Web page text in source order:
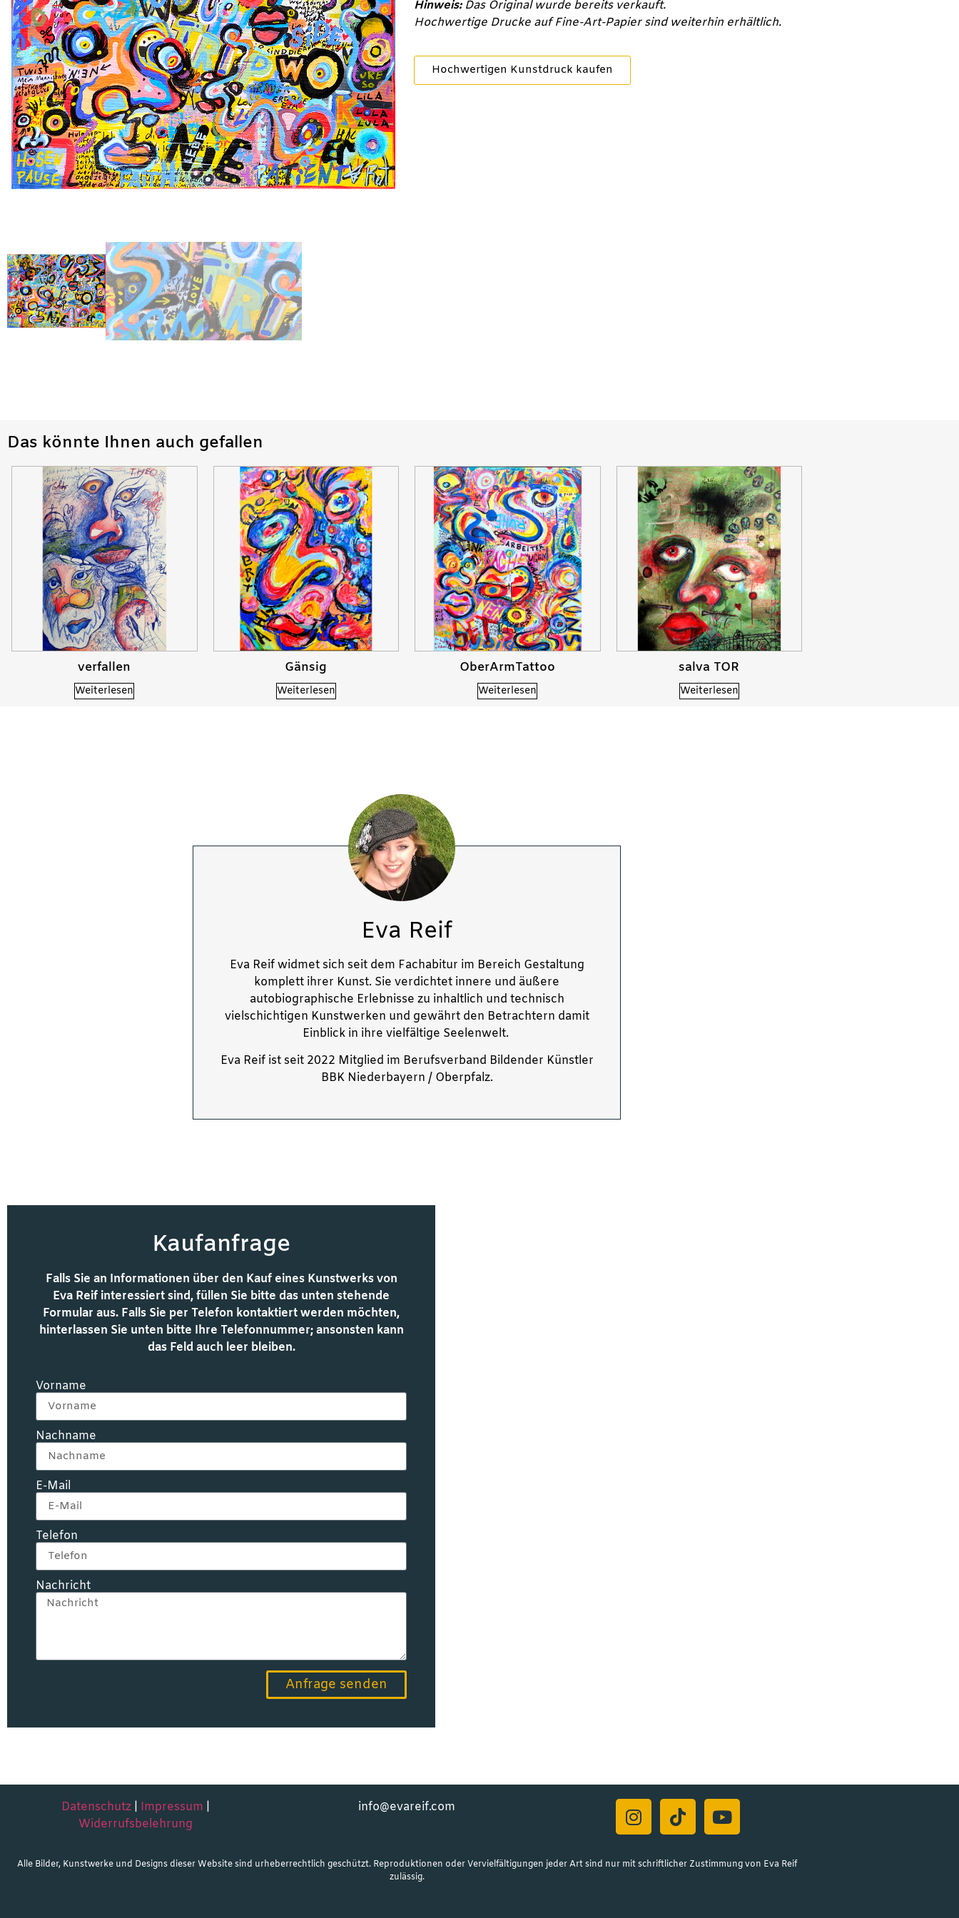
Hinweis:Das Original wurde bereits verkauft.
Hochwertige Drucke auf Fine-Art-Papier sind weiterhin erhältlich.
Hochwertigen Kunstdruck kaufen
Das könnte Ihnen auch gefallen
verfallen
Weiterlesen
Gänsig
Weiterlesen
OberArmTattoo
Weiterlesen
salva TOR
Weiterlesen
Eva Reif
Eva Reif widmet sich seit dem Fachabitur im Bereich Gestaltung
komplett ihrer Kunst. Sie verdichtet innere und äußere
autobiographische Erlebnisse zu inhaltlich und technisch
vielschichtigen Kunstwerken und gewährt den Betrachtern damit
Einblick in ihre vielfältige Seelenwelt.
Eva Reif ist seit 2022 Mitglied im Berufsverband Bildender Künstler
BBK Niederbayern / Oberpfalz.
Kaufanfrage
Falls Sie an Informationen über den Kauf eines Kunstwerks von
Eva Reif interessiert sind, füllen Sie bitte das unten stehende
Formular aus. Falls Sie per Telefon kontaktiert werden möchten,
hinterlassen Sie unten bitte Ihre Telefonnummer; ansonsten kann
das Feld auch leer bleiben.
Vorname
Nachname
E-Mail
Telefon
Nachricht
Anfrage senden
Datenschutz| Impressum
Widerrufsbelehrung
info@evareif.com
Alle Bilder, Kunstwerke und Designs dieser Website sind urheberrechtlich geschützt. Reproduktionen oder Vervielfältigungen jeder Art sind nur mit schriftlicher Zustimmung von Eva Reif
zulässig.